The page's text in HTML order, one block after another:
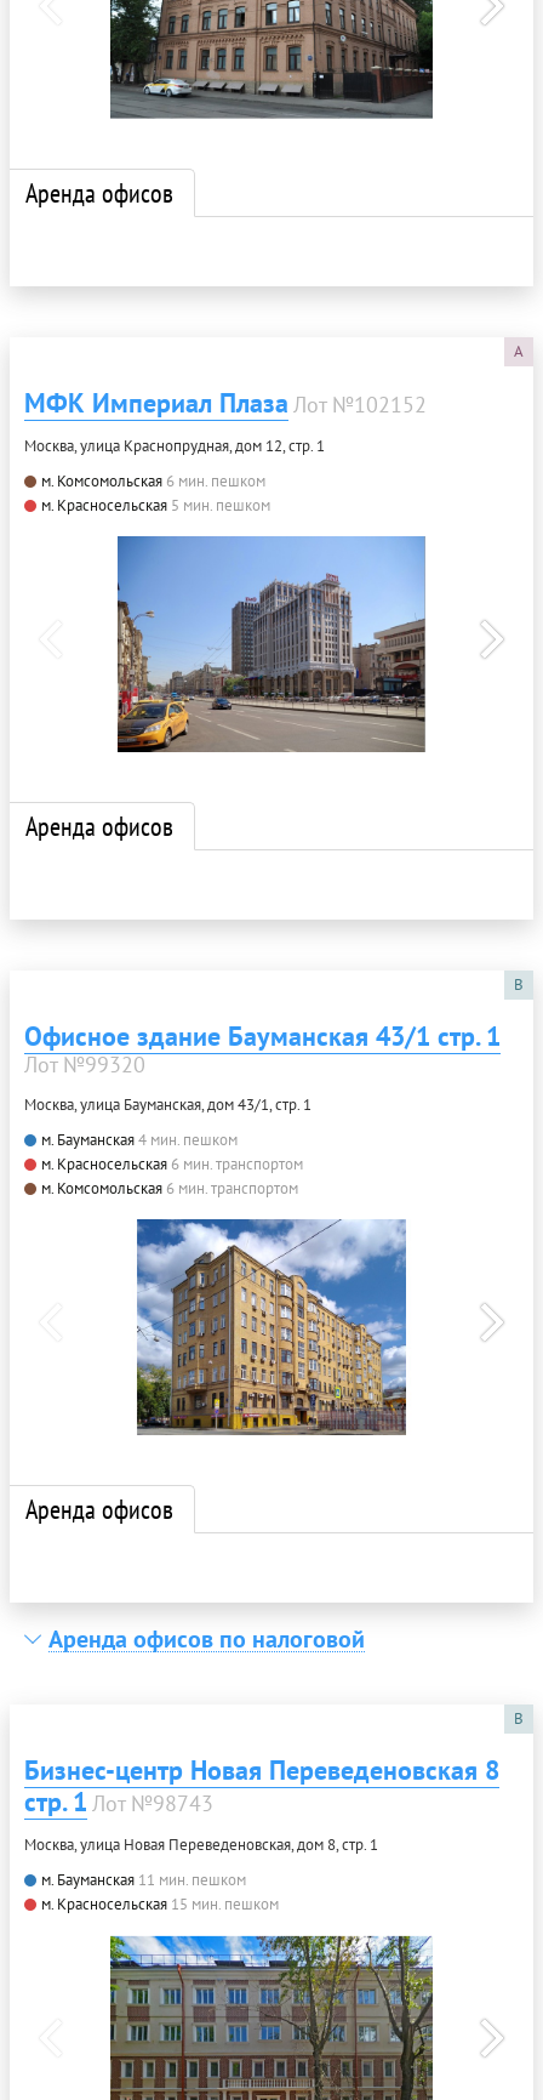
Аренда офисов
A
МФК Империал Плаза Лот №102152
Москва, улица Краснопрудная, дом 12, стр. 1
м. Комсомольская 6 мин. пешком
м. Красносельская 5 мин. пешком
Аренда офисов
B
Офисное здание Бауманская 43/1 стр. 1
Лот №99320
Москва, улица Бауманская, дом 43/1, стр. 1
м. Бауманская4 мин. пешком
м. Красносельская 6 мин. транспортом
м. Комсомольская 6 мин. транспортом
Аренда офисов
Аренда офисов по налоговой
B
Бизнес-центр Новая Переведеновская 8
стр. 1 Лот №98743
Москва, улица Новая Переведеновская, дом 8, стр. 1
м. Бауманская 11 мин. пешком
м. Красносельская 15 мин. пешком